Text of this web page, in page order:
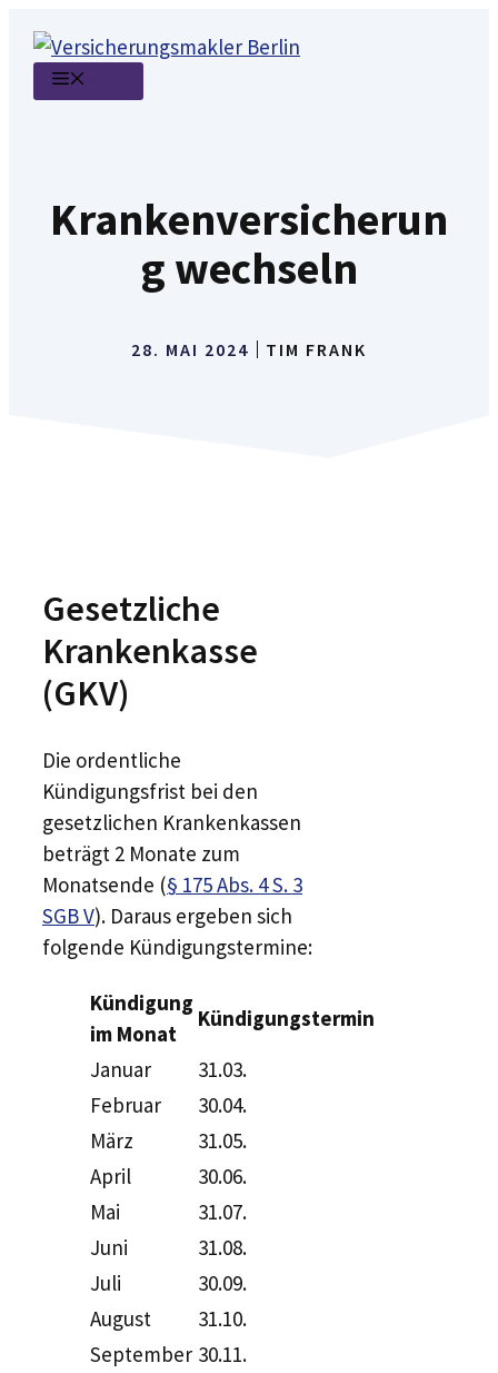
Inhalt
springen
Krankenversicherun
g wechseln
28. MAI 2024 TIM FRANK
Gesetzliche
Krankenkasse
(GKV)
Die ordentliche
Kündigungsfrist bei den
gesetzlichen Krankenkassen
beträgt 2 Monate zum
Monatsende (§ 175 Abs. 4 S. 3
SGB V). Daraus ergeben sich
folgende Kündigungstermine:
Kündigung
im Monat
Kündigungstermin
Januar
31.03.
Februar
30.04.
März
31.05.
April
30.06.
Mai
31.07.
Juni
31.08.
Juli
30.09.
August
31.10.
September 30.11.